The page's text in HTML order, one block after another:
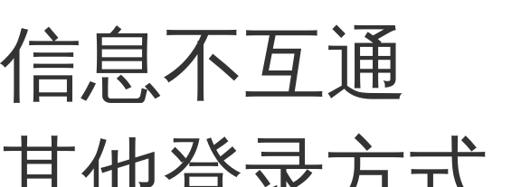
信息不互通